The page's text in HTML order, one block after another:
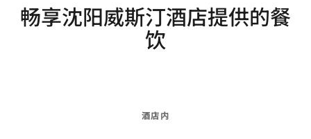
畅享沈阳威斯汀酒店提供的餐
饮
酒店内